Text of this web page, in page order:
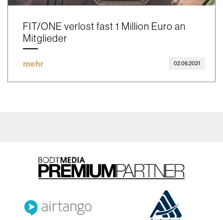
FIT/ONE verlost fast 1 Million Euro an
Mitglieder
mehr 02.06.2021